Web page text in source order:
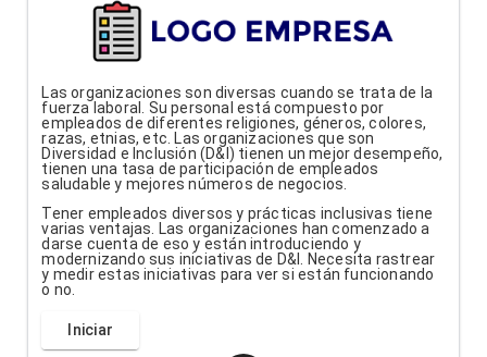
Las organizaciones son diversas cuando se trata de la
fuerza laboral. Su personal está compuesto por
empleados de diferentes religiones, géneros, colores,
razas, etnias, etc. Las organizaciones que son
Diversidad e Inclusión (D&I) tienen un mejor desempeño,
tienen una tasa de participación de empleados
saludable y mejores números de negocios.
Tener empleados diversos y prácticas inclusivas tiene
varias ventajas. Las organizaciones han comenzado a
darse cuenta de eso y están introduciendo y
modernizando sus iniciativas de D&I. Necesita rastrear
y medir estas iniciativas para ver si están funcionando
o no.